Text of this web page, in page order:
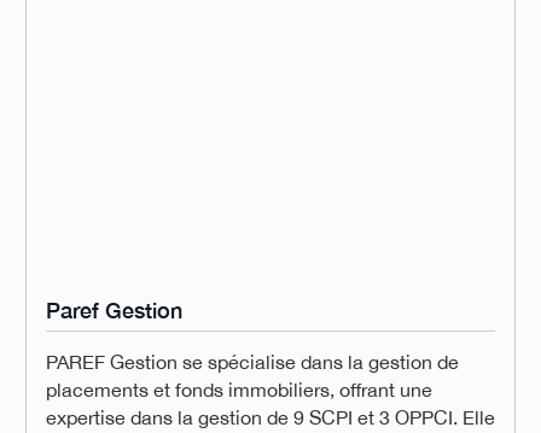
Paref Gestion
PAREF Gestion se spécialise dans la gestion de
placements et fonds immobiliers, offrant une
expertise dans la gestion de 9 SCPI et 3 OPPCI. Elle